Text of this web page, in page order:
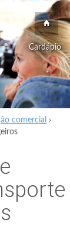
Cardápio
comercial
›